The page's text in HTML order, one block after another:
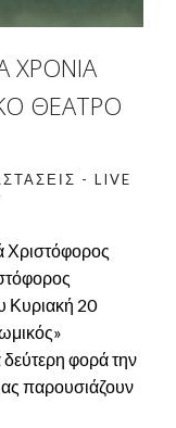
ΧΡΌΝΙΑ
ΘΈΑΤΡΟ
- LIVE
Χριστόφορος
Κυριακή 20
φορά την
παρουσιάζουν